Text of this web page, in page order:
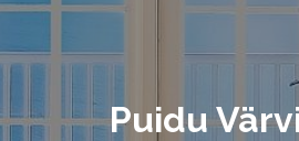
Puidu